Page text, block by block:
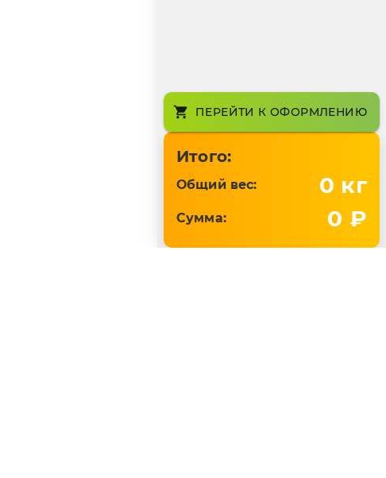
ПЕРЕЙТИ К ОФОРМЛЕНИЮ
Итого:
Общий вес: 0 кг
Сумма: 0 ₽